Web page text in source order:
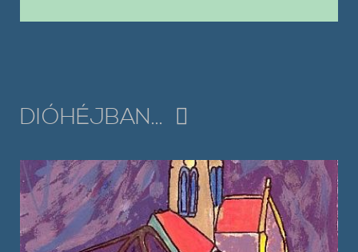
DIÓHÉJBAN...